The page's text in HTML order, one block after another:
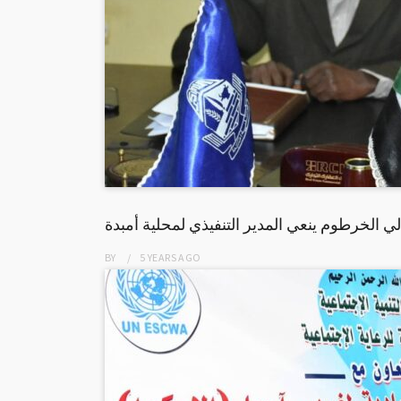
الخرطوم ينعي المدير التنفيذي لمحلية أمبدة
BY 5 YEARSAGO